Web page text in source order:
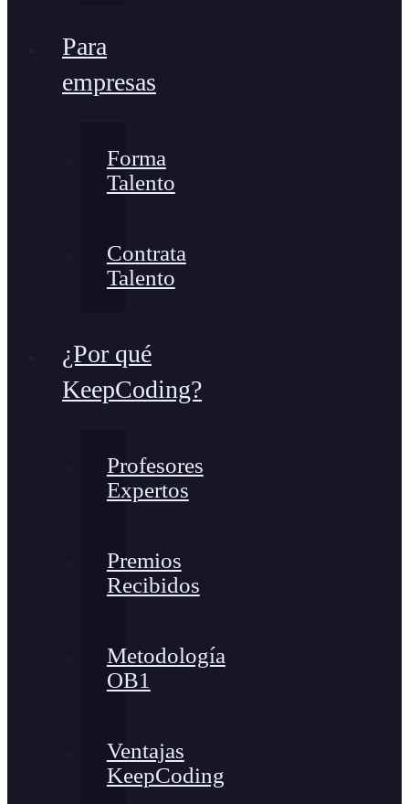
Para
empresas
Forma
Talento
Contrata
Talento
¿Por qué
KeepCoding?
Profesores
Expertos
Premios
Recibidos
Metodología
OB1
Ventajas
KeepCoding